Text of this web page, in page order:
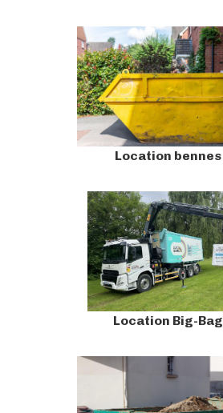
Location bennes
Location Big-Bag